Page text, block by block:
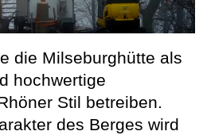
die Milseburghütte als
hochwertige
Stil betreiben.
des Berges wird